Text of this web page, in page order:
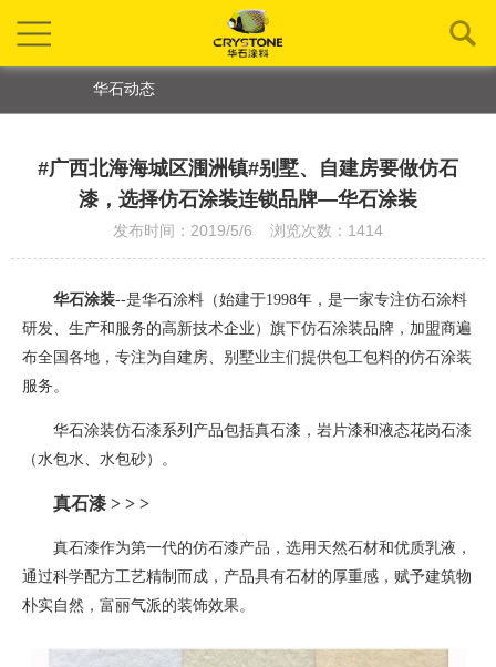
华石动态
#广西北海海城区涠洲镇#别墅、自建房要做仿石
漆，选择仿石涂装连锁品牌—华石涂装
发布时间：2019/5/6 浏览次数：1414
华石涂装--是华石涂料（始建于1998年，是一家专注仿石涂料
研发、生产和服务的高新技术企业）旗下仿石涂装品牌 ， 加盟商遍
布全国各地，专注为自建房、别墅业主们提供包工包料的仿石涂装
服务。
华石涂装仿石漆系列产品包括真石漆，岩片漆和液态花岗石漆
（水包水、水包砂）。
真石漆 > > >
真石漆作为第一代的仿石漆产品，选用天然石材和优质乳液，
通过科学配方工艺精制而成，产品具有石材的厚重感，赋予建筑物
朴实自然，富丽气派的装饰效果。